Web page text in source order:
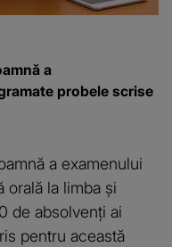
a
probele scrise
a examenului
orală la limba și
de absolvenți ai
pentru această